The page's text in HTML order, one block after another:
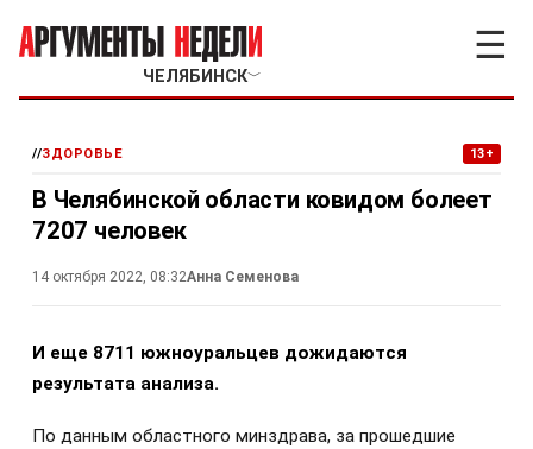
ЧЕЛЯБИНСК﹀
☰
//ЗДОРОВЬЕ 13+
В Челябинской области ковидом болеет
7207 человек
14 октября 2022, 08:32Анна Семенова
И еще 8711 южноуральцев дожидаются
результата анализа.
По данным областного минздрава, за прошедшие